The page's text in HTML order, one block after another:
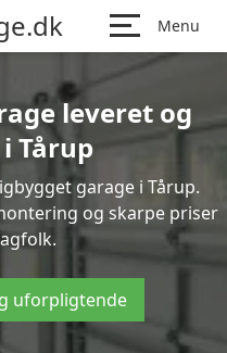
Menu
leveret og
Tårup
garage i Tårup.
og skarpe priser
uforpligtende